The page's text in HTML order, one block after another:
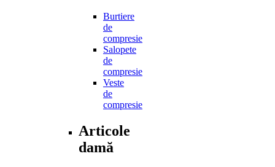
Burtiere
de
compresie
Salopete
de
compresie
Veste
de
compresie
Articole
damă